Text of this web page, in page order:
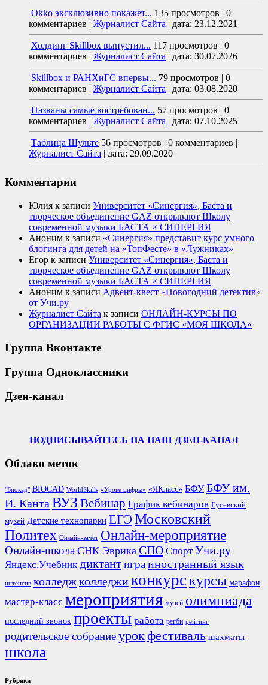
Okko эксклюзивно покажет... 135 просмотров | 0
комментариев | Журналист Сайта | дата: 23.12.2021
Холдинг Skillbox выпустил... 117 просмотров | 0
комментариев | Журналист Сайта | дата: 30.07.2026
Skillbox и РАНХиГС впервы... 79 просмотров | 0
комментариев | Журналист Сайта | дата: 03.08.2020
Названы самые востребован... 57 просмотров | 0
комментариев | Журналист Сайта | дата: 07.10.2025
Таблица Шульте 56 просмотров | 0 комментариев |
Журналист Сайта | дата: 29.09.2020
Комментарии
Юлия к записи Университет «Синергия», Баста и
творческое объединение GAZ открывают Школу
современной музыки БАСТА × СИНЕРГИЯ
Аноним к записи «Синергия» представит курс умного
блогинга для детей на «ТопФесте» в «Лужниках»
Егор к записи Университет «Синергия», Баста и
творческое объединение GAZ открывают Школу
современной музыки БАСТА × СИНЕРГИЯ
Аноним к записи Адвент-квест «Новогодний детектив»
от Учи.ру
Журналист Сайта к записи ОНЛАЙН-КУРСЫ ПО
ОРГАНИЗАЦИИ РАБОТЫ С ФГИС «МОЯ ШКОЛА»
Группа Вконтакте
Группа Одноклассники
Дзен-канал
ПОДПИСЫВАЙТЕСЬ НА НАШ ДЗЕН-КАНАЛ
Облако меток
"Биокад" BIOCAD WorldSkills «Уроке цифры» «ЯКласс» БФУ БФУ им.
И. КантаВУЗ Вебинар График вебинаров Гусевский
музей Детские технопарки ЕГЭ Московский
Политех Онлайн-зачёт Онлайн-мероприятие
Онлайн-школа СНК Эврика СПО Спорт Учи.ру
Яндекс.Учебник диктантиграиностранный язык
интенсив колледжколледжиконкурскурсы марафон
мастер-класс мероприятия музей олимпиада
последний звонок проекты работа регби рейтинг
родительское собраниеурокфестиваль шахматы
школа
Рубрики